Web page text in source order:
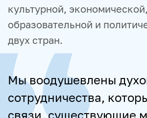
культурной, экономической,
образовательной и
двух стран.
Мы воодушевлены
сотрудничества,
связи, существующие